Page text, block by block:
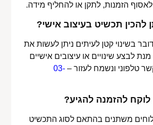
לאסוף הזמנות, לתקן או להחליף מידה.
להכין תכשיט בעיצוב אישי?
בשינוי קטן לעיתים ניתן לעשות את
מנת לבצע שינויים או עיצובים אישיים
טלפוני ונשמח לעזור –03-
לוקח להזמנה להגיע?
משתנים בהתאם לסוג התכשיט